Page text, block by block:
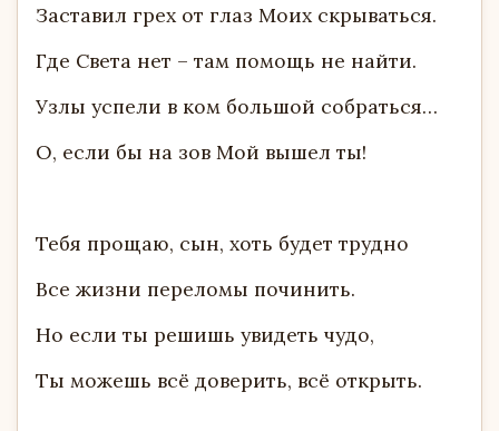
Заставил грех от глаз Моих скрываться.
Где Света нет – там помощь не найти.
Узлы успели в ком большой собраться…
О, если бы на зов Мой вышел ты!
Тебя прощаю, сын, хоть будет трудно
Все жизни переломы починить.
Но если ты решишь увидеть чудо,
Ты можешь всё доверить, всё открыть.